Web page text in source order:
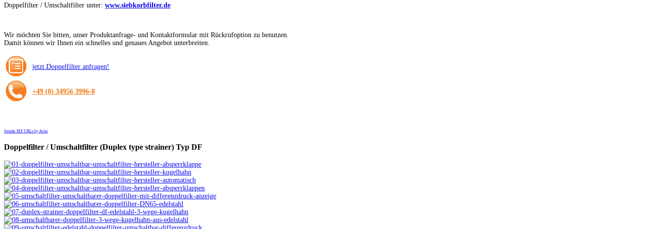
Doppelfilter / Umschaltfilter unter: www.siebkorbfilter.de
Wir möchten Sie bitten, unser Produktanfrage- und Kontaktformular mit Rückrufoption zu benutzen.
Damit können wir Ihnen ein schnelles und genaues Angebot unterbreiten.
jetzt Doppelfilter anfragen!
+49 (0) 34956 3996-0
Joomla SEF URLs by Artio
Doppelfilter / Umschaltfilter (Duplex type strainer) Typ DF